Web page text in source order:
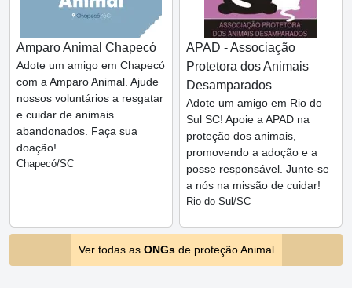
Amparo Animal Chapecó
Adote um amigo em Chapecó
com a Amparo Animal. Ajude
nossos voluntários a resgatar
e cuidar de animais
abandonados. Faça sua
doação!
Chapecó/SC
APAD - Associação
Protetora dos Animais
Desamparados
Adote um amigo em Rio do
Sul SC! Apoie a APAD na
proteção dos animais,
promovendo a adoção e a
posse responsável. Junte-se
a nós na missão de cuidar!
Rio do Sul/SC
Ver todas as ONGsde proteção Animal